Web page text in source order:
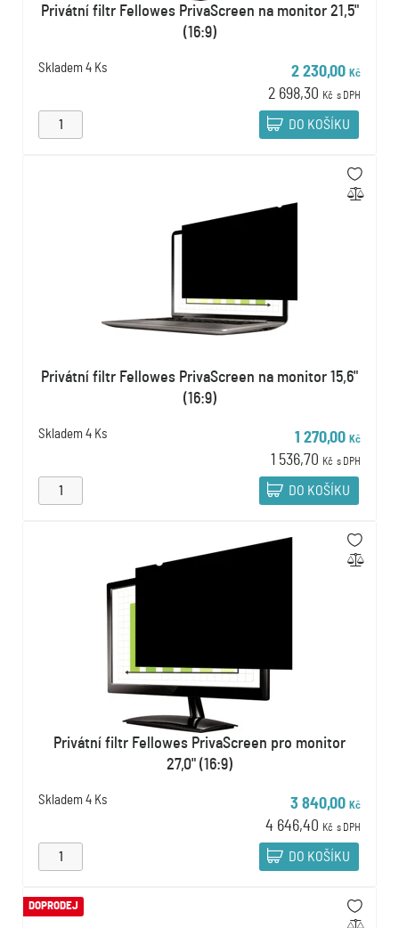
Privátní filtr Fellowes PrivaScreen na monitor 21,5"
(16:9)
Skladem 4 Ks 2 230,00 Kč
2 698,30 Kč s DPH
DO KOŠÍKU
Privátní filtr Fellowes PrivaScreen na monitor 15,6"
(16:9)
Skladem 4 Ks 1 270,00 Kč
1 536,70 Kč s DPH
DO KOŠÍKU
Privátní filtr Fellowes PrivaScreen pro monitor
27,0" (16:9)
Skladem 4 Ks 3 840,00 Kč
4 646,40 Kč s DPH
DO KOŠÍKU
DOPRODEJ